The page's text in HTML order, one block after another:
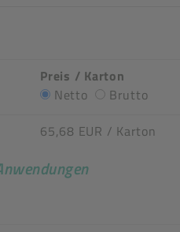
Preis / Karton
Netto
Brutto
65,68 EUR / Karton